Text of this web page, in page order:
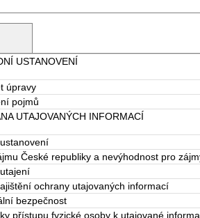
USTANOVENÍ
úpravy
pojmů
UTAJOVANÝCH INFORMACÍ
České republiky a nevýhodnost pro
ochrany utajovaných informací
bezpečnost
přístupu fyzické osoby k utajované
-